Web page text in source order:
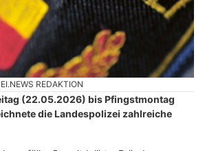
Beratung für alle Fahrzeugfragen
Gewalt und Unfälle
für viele Einsätze